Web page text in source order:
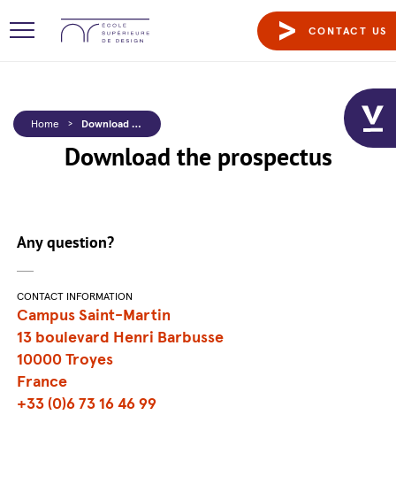
CONTACT US
Home > Download the prospectus
Download the prospectus
Any question?
CONTACT INFORMATION
Campus Saint-Martin
13 boulevard Henri Barbusse
10000 Troyes
France
+33 (0)6 73 16 46 99